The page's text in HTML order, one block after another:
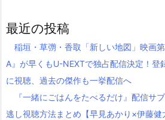
最近の投稿
稲垣・草彅・香取「新しい地図」映画
A』が早くもU-NEXTで独占配信決定！
に視聴、過去の傑作も一挙配信へ
『一緒にごはんをたべるだけ』配信サ
逃し視聴方法まとめ【早見あかり×伊藤健